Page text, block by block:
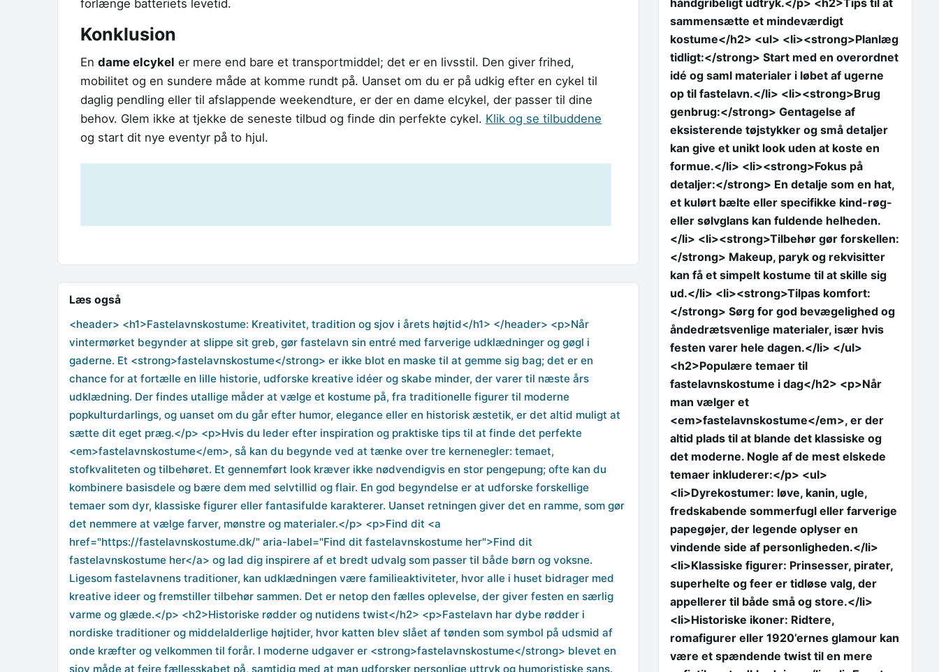
forlænge batteriets levetid.
Konklusion
En dame elcykel er mere end bare et transportmiddel; det er en livsstil. Den giver frihed,
mobilitet og en sundere måde at komme rundt på. Uanset om du er på udkig efter en cykel til
daglig pendling eller til afslappende weekendture, er der en dame elcykel, der passer til dine
behov. Glem ikke at tjekke de seneste tilbud og finde din perfekte cykel. Klik og se tilbuddene
og start dit nye eventyr på to hjul.
Læs også
<header> <h1>Fastelavnskostume: Kreativitet, tradition og sjov i årets højtid</h1> </header> <p>Når
vintermørket begynder at slippe sit greb, gør fastelavn sin entré med farverige udklædninger og gøgl i
gaderne. Et <strong>fastelavnskostume</strong> er ikke blot en maske til at gemme sig bag; det er en
chance for at fortælle en lille historie, udforske kreative idéer og skabe minder, der varer til næste års
udklædning. Der findes utallige måder at vælge et kostume på, fra traditionelle figurer til moderne
popkulturdarlings, og uanset om du går efter humor, elegance eller en historisk æstetik, er det altid muligt at
sætte dit eget præg.</p> <p>Hvis du leder efter inspiration og praktiske tips til at finde det perfekte
<em>fastelavnskostume</em>, så kan du begynde ved at tænke over tre kernenegler: temaet,
stofkvaliteten og tilbehøret. Et gennemført look kræver ikke nødvendigvis en stor pengepung; ofte kan du
kombinere basisdele og bære dem med selvtillid og flair. En god begyndelse er at udforske forskellige
temaer som dyr, klassiske figurer eller fantasifulde karakterer. Uanset retningen giver det en ramme, som gør
det nemmere at vælge farver, mønstre og materialer.</p> <p>Find dit <a
href="https://fastelavnskostume.dk/" aria-label="Find dit fastelavnskostume her">Find dit
fastelavnskostume her</a> og lad dig inspirere af et bredt udvalg som passer til både børn og voksne.
Ligesom fastelavnens traditioner, kan udklædningen være familieaktiviteter, hvor alle i huset bidrager med
kreative ideer og fremstiller tilbehør sammen. Det er netop den fælles oplevelse, der giver festen en særlig
varme og glæde.</p> <h2>Historiske rødder og nutidens twist</h2> <p>Fastelavn har dybe rødder i
nordiske traditioner og middelalderlige højtider, hvor katten blev slået af tønden som symbol på udsmid af
onde kræfter og velkommen til forår. I moderne udgaver er <strong>fastelavnskostume</strong> blevet en
sjov måde at fejre fællesskabet på, samtidig med at man udforsker personlige uttryk og humoristiske sans.
sammensætte et mindeværdigt
kostume</h2> <ul> <li><strong>Planlæg
tidligt:</strong> Start med en overordnet
idé og saml materialer i løbet af ugerne
op til fastelavn.</li> <li><strong>Brug
genbrug:</strong> Gentagelse af
eksisterende tøjstykker og små detaljer
kan give et unikt look uden at koste en
formue.</li> <li><strong>Fokus på
detaljer:</strong> En detalje som en hat,
et kulørt bælte eller specifikke kind-røg-
eller sølvglans kan fuldende helheden.
</li> <li><strong>Tilbehør gør forskellen:
</strong> Makeup, paryk og rekvisitter
kan få et simpelt kostume til at skille sig
ud.</li> <li><strong>Tilpas komfort:
</strong> Sørg for god bevægelighed og
åndedrætsvenlige materialer, især hvis
festen varer hele dagen.</li> </ul>
<h2>Populære temaer til
fastelavnskostume i dag</h2> <p>Når
man vælger et
<em>fastelavnskostume</em>, er der
altid plads til at blande det klassiske og
det moderne. Nogle af de mest elskede
temaer inkluderer:</p> <ul>
<li>Dyrekostumer: løve, kanin, ugle,
fredskabende sommerfugl eller farverige
papegøjer, der legende oplyser en
vindende side af personligheden.</li>
<li>Klassiske figurer: Prinsesser, pirater,
superhelte og feer er tidløse valg, der
appellerer til både små og store.</li>
<li>Historiske ikoner: Ridtere,
romafigurer eller 1920’ernes glamour kan
være et spændende twist til en mere